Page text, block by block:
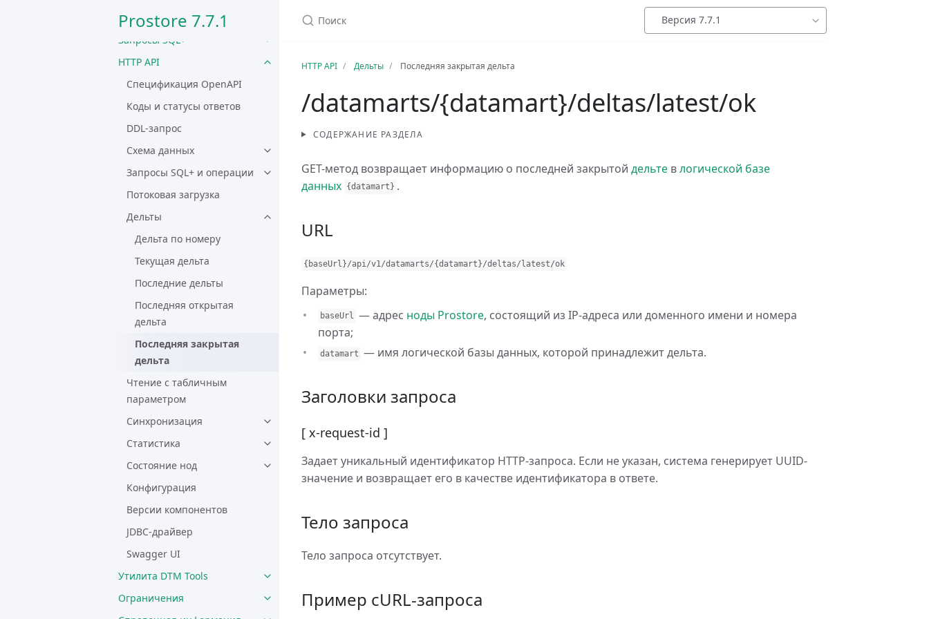
Prostore 7.7.1
Другие функции системы
Запросы SQL+
HTTP API
Спецификация OpenAPI
Коды и статусы ответов
DDL-запрос
Схема данных
Запросы SQL+ и операции
Потоковая загрузка
Дельты
Дельта по номеру
Текущая дельта
Последние дельты
Последняя открытая
дельта
Последняя закрытая
дельта
Чтение с табличным
параметром
Синхронизация
Статистика
Состояние нод
Конфигурация
Версии компонентов
JDBC-драйвер
Swagger UI
Утилита DTM Tools
Ограничения
Версия 7.7.1
HTTP API Дельты Последняя закрытая дельта
/datamarts/{datamart}/deltas/latest/ok
СОДЕРЖАНИЕ РАЗДЕЛА
GET-метод возвращает информацию о последней закрытой дельте влогической базе
данных {datamart } .
URL
{ baseUrl }/api/v1/datamarts/{datamart }/deltas/ latest/ok
Параметры:
baseUrl — адрес ноды Prostore, состоящий из IP-адреса или доменного имени и номера
порта;
datamart — имя логической базы данных, которой принадлежит дельта.
Заголовки запроса
[ x-request-id ]
Задает уникальный идентификатор HTTP-запроса. Если не указан, система генерирует UUID-
значение и возвращает его в качестве идентификатора в ответе.
Тело запроса
Тело запроса отсутствует.
Пример cURL-запроса